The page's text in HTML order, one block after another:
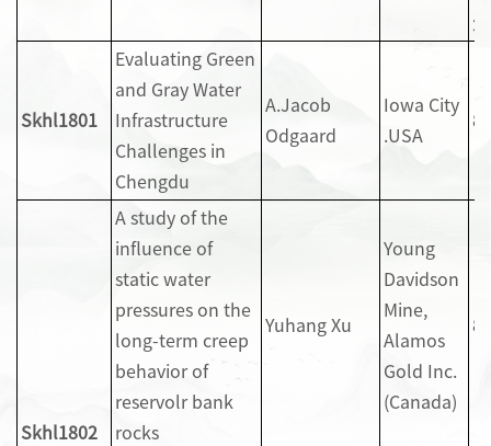
Skhl1801
Evaluating Green
and Gray Water
Infrastructure
Challenges in
Chengdu
A.Jacob
Odgaard
Iowa City
.USA
8
Skhl1802
A study of the
influence of
static water
pressures on the
long-term creep
behavior of
reservolr bank
rocks
Yuhang Xu
Young
Davidson
Mine,
Alamos
Gold Inc.
(Canada)
8